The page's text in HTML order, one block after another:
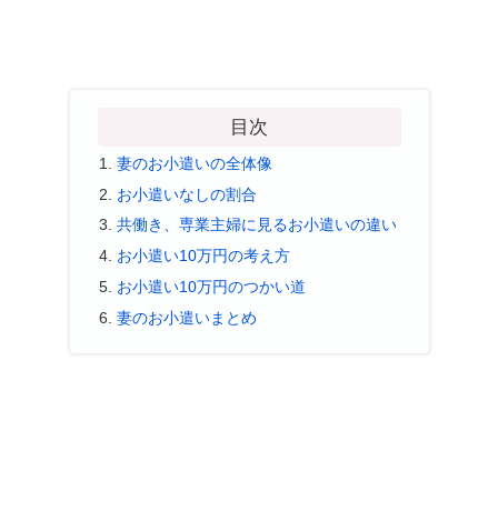
目次
妻のお小遣いの全体像
お小遣いなしの割合
共働き、専業主婦に見るお小遣いの違い
お小遣い10万円の考え方
お小遣い10万円のつかい道
妻のお小遣いまとめ